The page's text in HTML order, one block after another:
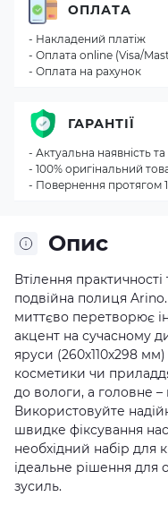
Опис
Втілення
подвійна полиця
миттєво перетворює
акцент на сучасному
яруси (260х110х298
косметики чи
до вологи, а головне
Використовуйте
швидке фіксування
необхідний набір для
ідеальне рішення для
зусиль.
ОПЛАТА
- Накладений платіж
- Оплата online (Visa/
- Оплата на рахунок
ГАРАНТІЇ
- Актуальна наявність та
- 100% оригінальний
- Повернення протягом